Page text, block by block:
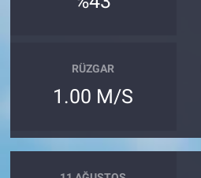
RÜZGAR
1.00 M/S